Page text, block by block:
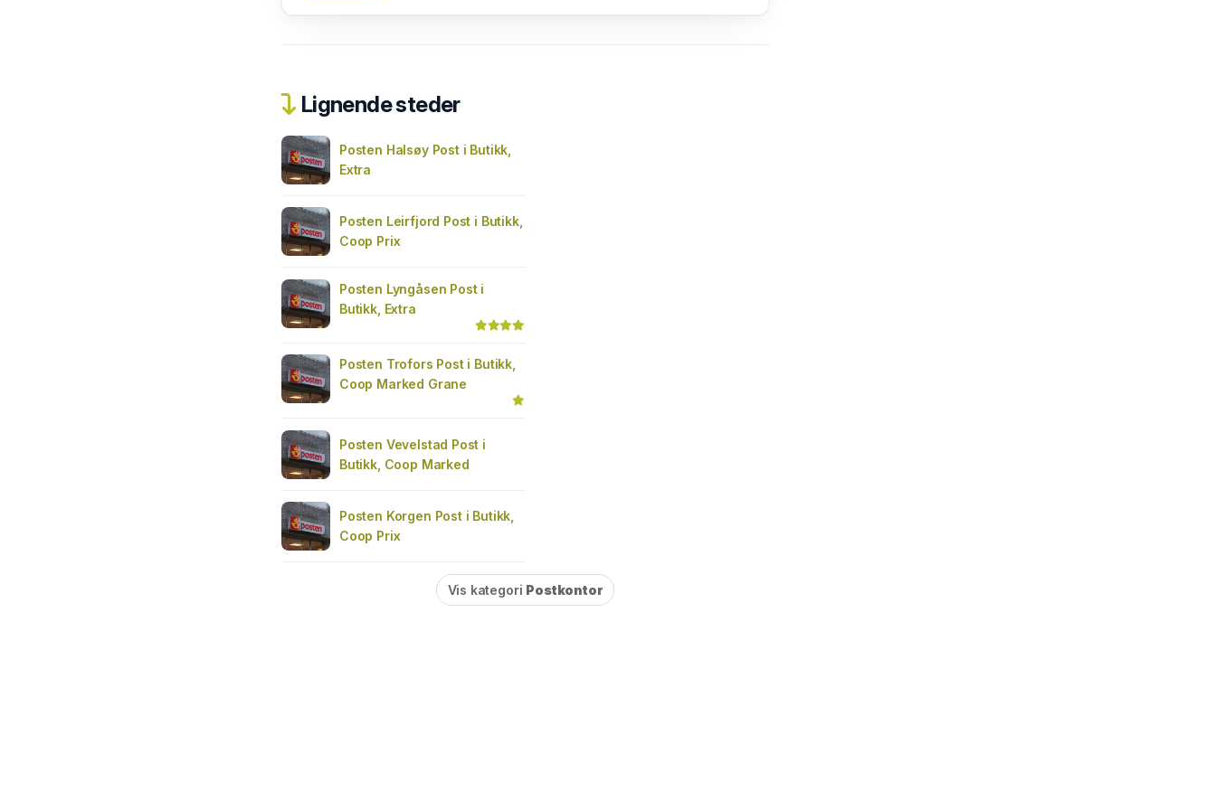
Lignende steder
Posten Halsøy Post i Butikk,
Extra
Posten Leirfjord Post i Butikk,
Coop Prix
Posten Lyngåsen Post i
Butikk, Extra
Posten Trofors Post i Butikk,
Coop Marked Grane
Posten Vevelstad Post i
Butikk, Coop Marked
Posten Korgen Post i Butikk,
Coop Prix
Vis kategori Postkontor